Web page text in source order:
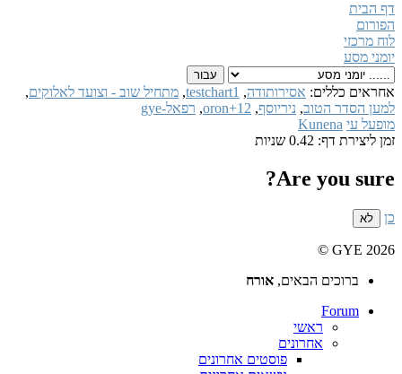
דף הבית
הפורום
לוח מרכזי
יומני מסע
אחראים כללים: אסירותודה,
testchart1
, מתחיל שוב - וצועד לאלוקים,
למען הסדר הטוב, ניריוסף,
oron+12
, רפאל-gye
מופעל עי Kunena
זמן ליצירת דף: 0.42 שניות
Are you sure?
כן לא
GYE 2026 ©
ברוכים הבאים, אורח
Forum
ראשי
אחרונים
פוסטים אחרונים